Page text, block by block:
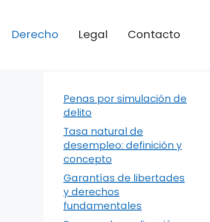
Derecho Legal Contacto
Penas por simulación de
delito
Tasa natural de
desempleo: definición y
concepto
Garantías de libertades
y derechos
fundamentales